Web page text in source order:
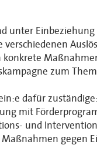
unter
zum
dafür
mit
und
gegen